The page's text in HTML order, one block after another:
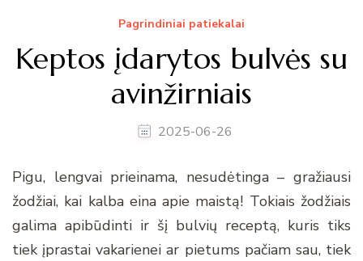
Pagrindiniai patiekalai
Keptos įdarytos bulvės su
avinžirniais
2025-06-26
Pigu, lengvai prieinama, nesudėtinga – gražiausi
žodžiai, kai kalba eina apie maistą! Tokiais žodžiais
galima apibūdinti ir šį bulvių receptą, kuris tiks
tiek įprastai vakarienei ar pietums pačiam sau, tiek